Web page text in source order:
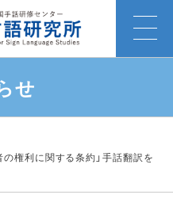
せ
の権利に関する条約」手話翻訳を